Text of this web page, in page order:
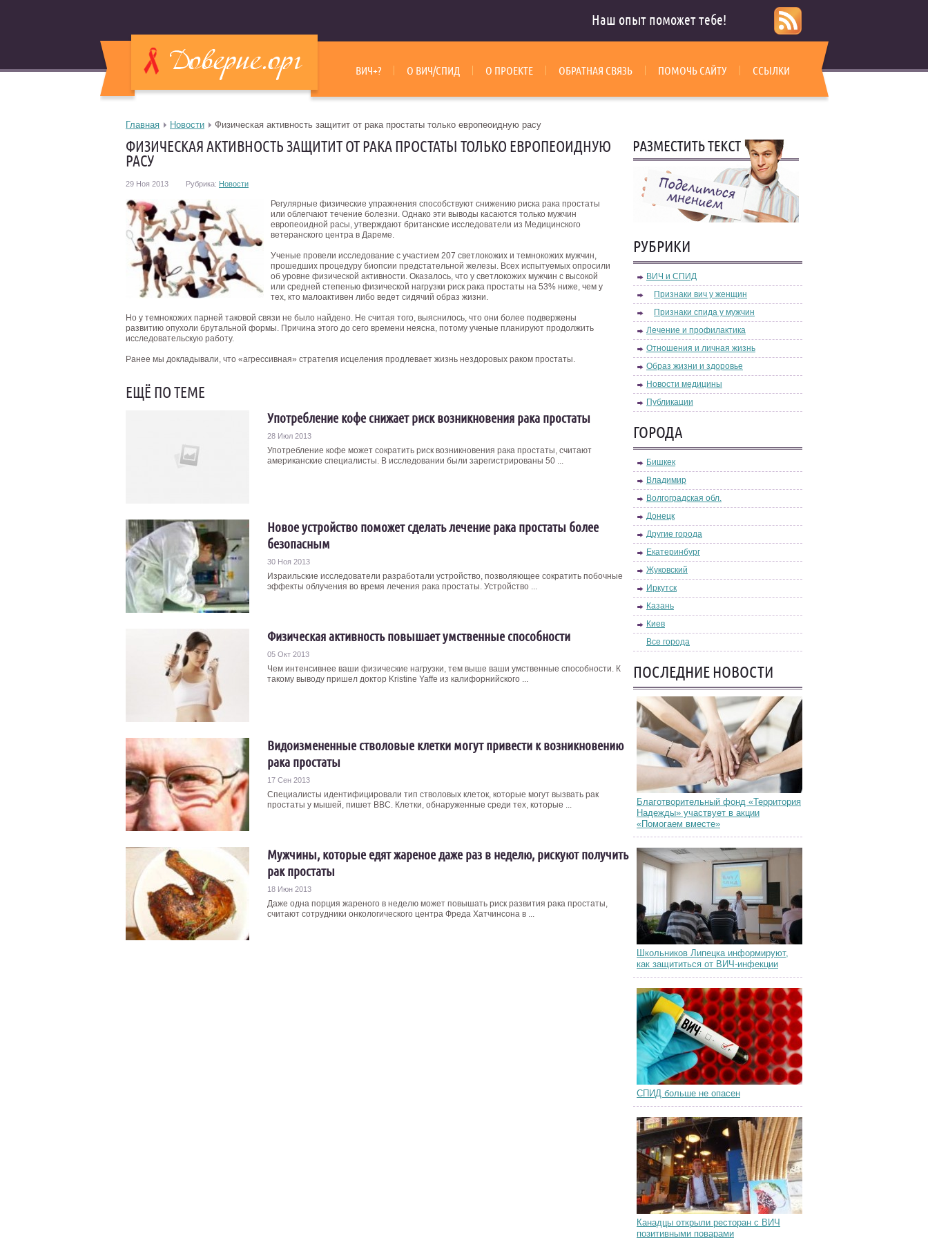
Наш опыт поможет тебе!
ВИЧ+? О ВИЧ/СПИД О ПРОЕКТЕ ОБРАТНАЯ СВЯЗЬ ПОМОЧЬ САЙТУ ССЫЛКИ
Главная Новости Физическая активность защитит от рака простаты только европеоидную расу
ФИЗИЧЕСКАЯ АКТИВНОСТЬ ЗАЩИТИТ ОТ РАКА ПРОСТАТЫ ТОЛЬКО ЕВРОПЕОИДНУЮ
РАСУ
29 Ноя 2013 Рубрика: Новости
Регулярные физические упражнения способствуют снижению риска рака простаты
или облегчают течение болезни. Однако эти выводы касаются только мужчин
европеоидной расы, утверждают британские исследователи из Медицинского
ветеранского центра в Дареме.
Ученые провели исследование с участием 207 светлокожих и темнокожих мужчин,
прошедших процедуру биопсии предстательной железы. Всех испытуемых опросили
об уровне физической активности. Оказалось, что у светлокожих мужчин с высокой
или средней степенью физической нагрузки риск рака простаты на 53% ниже, чем у
тех, кто малоактивен либо ведет сидячий образ жизни.
Но у темнокожих парней таковой связи не было найдено. Не считая того, выяснилось, что они более подвержены
развитию опухоли брутальной формы. Причина этого до сего времени неясна, потому ученые планируют продолжить
исследовательскую работу.
Ранее мы докладывали, что «агрессивная» стратегия исцеления продлевает жизнь нездоровых раком простаты.
ЕЩЁ ПО ТЕМЕ
Употребление кофе снижает риск возникновения рака простаты
28 Июл 2013
Употребление кофе может сократить риск возникновения рака простаты, считают
американские специалисты. В исследовании были зарегистрированы 50 ...
Новое устройство поможет сделать лечение рака простаты более
безопасным
30 Ноя 2013
Израильские исследователи разработали устройство, позволяющее сократить побочные
эффекты облучения во время лечения рака простаты. Устройство ...
Физическая активность повышает умственные способности
05 Окт 2013
Чем интенсивнее ваши физические нагрузки, тем выше ваши умственные способности. К
такому выводу пришел доктор Kristine Yaffe из калифорнийского ...
Видоизмененные стволовые клетки могут привести к возникновению
рака простаты
17 Сен 2013
Специалисты идентифицировали тип стволовых клеток, которые могут вызвать рак
простаты у мышей, пишет ВВС. Клетки, обнаруженные среди тех, которые ...
Мужчины, которые едят жареное даже раз в неделю, рискуют получить
рак простаты
18 Июн 2013
Даже одна порция жареного в неделю может повышать риск развития рака простаты,
считают сотрудники онкологического центра Фреда Хатчинсона в ...
РУБРИКИ
ВИЧ и СПИД
Признаки вич у женщин
Признаки спида у мужчин
Лечение и профилактика
Отношения и личная жизнь
Образ жизни и здоровье
Новости медицины
Публикации
ГОРОДА
Бишкек
Владимир
Волгоградская обл.
Донецк
Другие города
Екатеринбург
Жуковский
Иркутск
Казань
Киев
Все города
ПОСЛЕДНИЕ НОВОСТИ
Благотворительный фонд «Территория
Надежды» участвует в акции
«Помогаем вместе»
Школьников Липецка информируют,
как защититься от ВИЧ-инфекции
СПИД больше не опасен
Канадцы открыли ресторан с ВИЧ
позитивными поварами